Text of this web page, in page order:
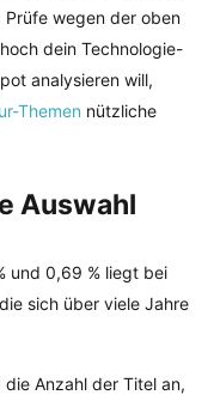
wegen der oben
dein Technologie-
analysieren will,
Themen nützliche
Auswahl
und 0,69 % liegt bei
sich über viele Jahre
Anzahl der Titel an,